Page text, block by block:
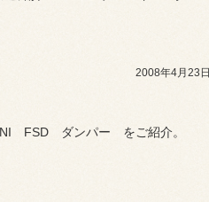
2008年4月23日
FSD ダンパー をご紹介。